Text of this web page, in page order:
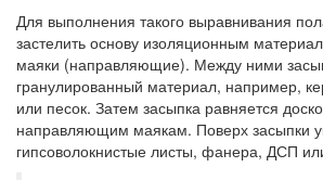
Для выполнения такого выравнивания
застелить основу изоляционным
маяки (направляющие). Между ними
гранулированный материал, например,
или песок. Затем засыпка равняется
направляющим маякам. Поверх засыпки
гипсоволокнистые листы, фанера, ДСП